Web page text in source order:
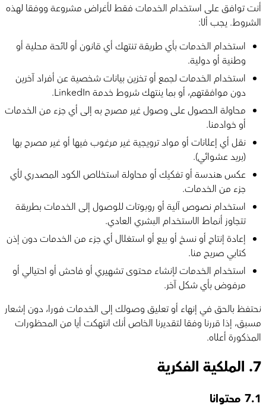
أنت توافق على استخدام الخدمات فقط لأغراض مشروعة ووفقا لهذه
الشروط. يجب ألا:
استخدام الخدمات بأي طريقة تنتهك أي قانون أو لائحة محلية أو
وطنية أو دولية.
استخدام الخدمات لجمع أو تخزين بيانات شخصية عن أفراد آخرين
دون موافقتهم، أو بما ينتهك شروط خدمة LinkedIn.
محاولة الحصول على وصول غير مصرح به إلى أي جزء من الخدمات
أو خوادمنا.
نقل أي إعلانات أو مواد ترويجية غير مرغوب فيها أو غير مصرح بها
(بريد عشوائي).
عكس هندسة أو تفكيك أو محاولة استخلاص الكود المصدري لأي
جزء من الخدمات.
استخدام نصوص آلية أو روبوتات للوصول إلى الخدمات بطريقة
تتجاوز أنماط الاستخدام البشري العادي.
إعادة إنتاج أو نسخ أو بيع أو استغلال أي جزء من الخدمات دون إذن
كتابي صريح منا.
استخدام الخدمات لإنشاء محتوى تشهيري أو فاحش أو احتيالي أو
مرفوض بأي شكل آخر.
نحتفظ بالحق في إنهاء أو تعليق وصولك إلى الخدمات فورا، دون إشعار
مسبق، إذا قررنا وفقا لتقديرنا الخاص أنك انتهكت أيا من المحظورات
المذكورة أعلاه.
7. الملكية الفكرية
7.1 محتوانا